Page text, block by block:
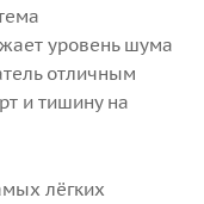
уровень шума
отличным
и тишину на
лёгких